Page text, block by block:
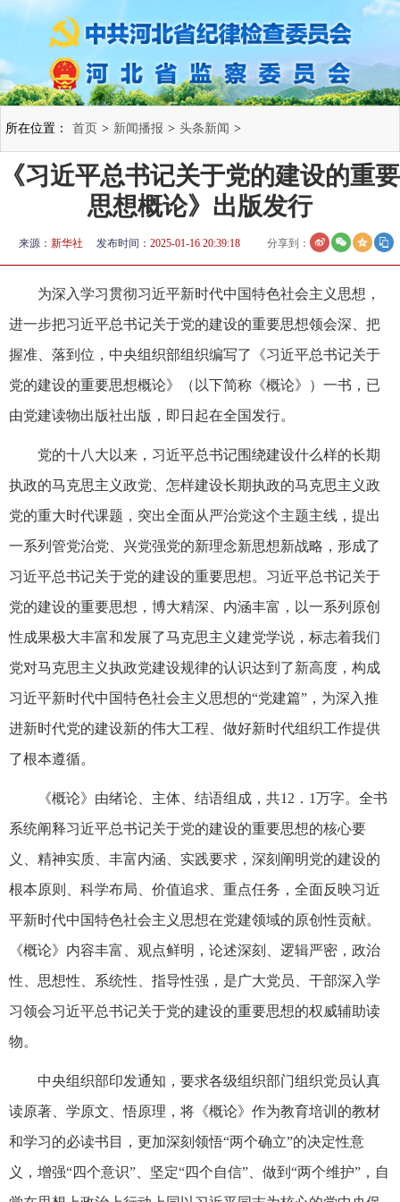
所在位置： 首页 > 新闻播报 > 头条新闻 >
​《习近平总书记关于党的建设的重要
思想概论》出版发行
来源： 新华社 发布时间： 2025-01-16 20:39:18 分享到：
为深入学习贯彻习近平新时代中国特色社会主义思想，
进一步把习近平总书记关于党的建设的重要思想领会深、把
握准、落到位，中央组织部组织编写了《习近平总书记关于
党的建设的重要思想概论》（以下简称《概论》）一书，已
由党建读物出版社出版，即日起在全国发行。
党的十八大以来，习近平总书记围绕建设什么样的长期
执政的马克思主义政党、怎样建设长期执政的马克思主义政
党的重大时代课题，突出全面从严治党这个主题主线，提出
一系列管党治党、兴党强党的新理念新思想新战略，形成了
习近平总书记关于党的建设的重要思想。习近平总书记关于
党的建设的重要思想，博大精深、内涵丰富，以一系列原创
性成果极大丰富和发展了马克思主义建党学说，标志着我们
党对马克思主义执政党建设规律的认识达到了新高度，构成
习近平新时代中国特色社会主义思想的“党建篇”，为深入推
进新时代党的建设新的伟大工程、做好新时代组织工作提供
了根本遵循。
《概论》由绪论、主体、结语组成，共12．1万字。全书
系统阐释习近平总书记关于党的建设的重要思想的核心要
义、精神实质、丰富内涵、实践要求，深刻阐明党的建设的
根本原则、科学布局、价值追求、重点任务，全面反映习近
平新时代中国特色社会主义思想在党建领域的原创性贡献。
《概论》内容丰富、观点鲜明，论述深刻、逻辑严密，政治
性、思想性、系统性、指导性强，是广大党员、干部深入学
习领会习近平总书记关于党的建设的重要思想的权威辅助读
物。
中央组织部印发通知，要求各级组织部门组织党员认真
读原著、学原文、悟原理，将《概论》作为教育培训的教材
和学习的必读书目，更加深刻领悟“两个确立”的决定性意
义，增强“四个意识”、坚定“四个自信”、做到“两个维护”，自